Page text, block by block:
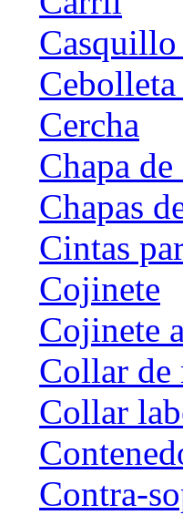
Cercha
Chapa
Chapas
Cintas
Cojinete
Cojinete
Collar de
Collar
Contra-